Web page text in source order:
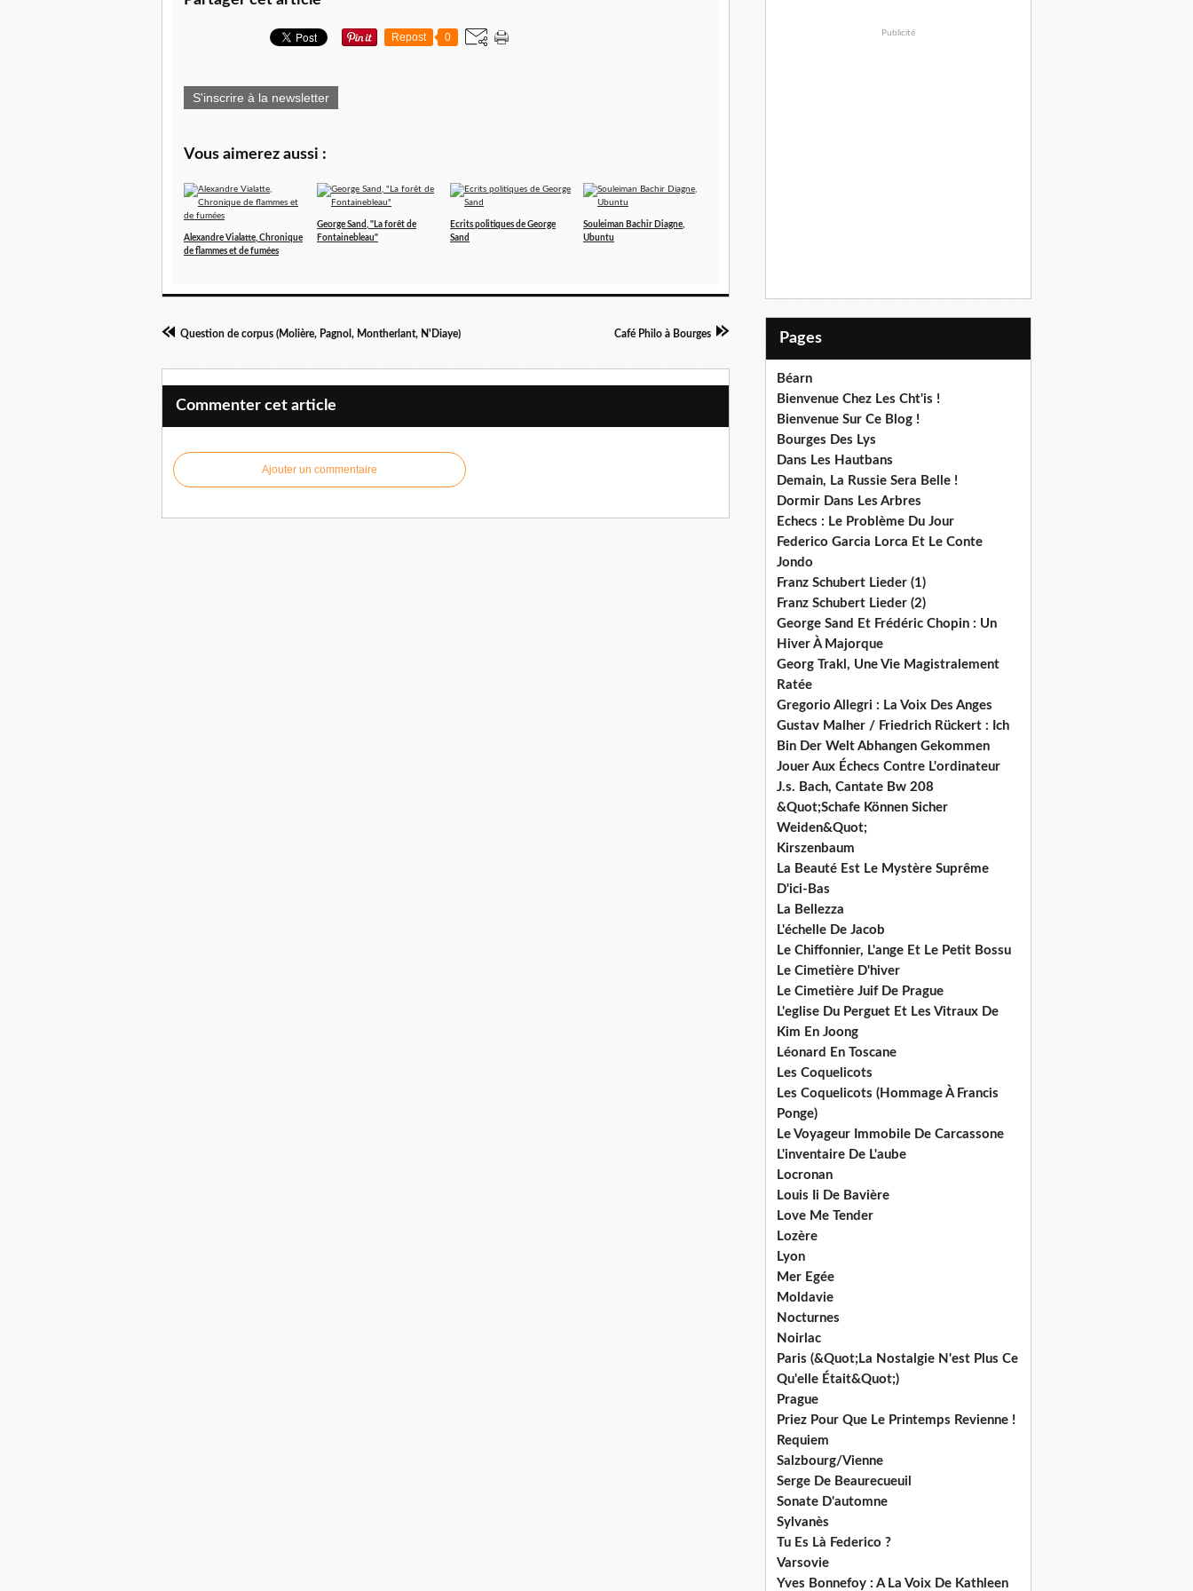
Repost 0
S'inscrire à la newsletter
Vous aimerez aussi :
Alexandre Vialatte, Chronique
de flammes et de fumées
George Sand, "La forêt de
Fontainebleau"
Ecrits politiques de George
Sand
Souleiman Bachir Diagne,
Ubuntu
Question de corpus (Molière, Pagnol, Montherlant, N'Diaye) Café Philo à Bourges
Commenter cet article
Ajouter un commentaire
Publicité
Pages
Béarn
Bienvenue Chez Les Cht'is !
Bienvenue Sur Ce Blog !
Bourges Des Lys
Dans Les Hautbans
Demain, La Russie Sera Belle !
Dormir Dans Les Arbres
Echecs : Le Problème Du Jour
Federico Garcia Lorca Et Le Conte
Jondo
Franz Schubert Lieder (1)
Franz Schubert Lieder (2)
George Sand Et Frédéric Chopin : Un
Hiver À Majorque
Georg Trakl, Une Vie Magistralement
Ratée
Gregorio Allegri : La Voix Des Anges
Gustav Malher / Friedrich Rückert : Ich
Bin Der Welt Abhangen Gekommen
Jouer Aux Échecs Contre L'ordinateur
J.s. Bach, Cantate Bw 208
&Quot;Schafe Können Sicher
Weiden&Quot;
Kirszenbaum
La Beauté Est Le Mystère Suprême
D'ici-Bas
La Bellezza
L'échelle De Jacob
Le Chiffonnier, L'ange Et Le Petit Bossu
Le Cimetière D'hiver
Le Cimetière Juif De Prague
L'eglise Du Perguet Et Les Vitraux De
Kim En Joong
Léonard En Toscane
Les Coquelicots
Les Coquelicots (Hommage À Francis
Ponge)
Le Voyageur Immobile De Carcassone
L'inventaire De L'aube
Locronan
Louis Ii De Bavière
Love Me Tender
Lozère
Lyon
Mer Egée
Moldavie
Nocturnes
Noirlac
Paris (&Quot;La Nostalgie N'est Plus Ce
Qu'elle Était&Quot;)
Prague
Priez Pour Que Le Printemps Revienne !
Requiem
Salzbourg/Vienne
Serge De Beaurecueuil
Sonate D'automne
Sylvanès
Tu Es Là Federico ?
Varsovie
Yves Bonnefoy : A La Voix De Kathleen